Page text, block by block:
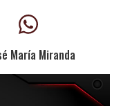
María Miranda